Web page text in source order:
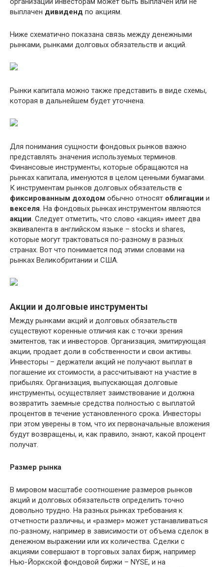
выплачен дивиденд по акциям.
Ниже схематично показана связь между денежными
рынками, рынками долговых обязательств и акций.
Рынки капитала можно также представить в виде схемы,
которая в дальнейшем будет уточнена.
Для понимания сущности фондовых рынков важно
представлять значения используемых терминов.
Финансовые инструменты, которые обращаются на
рынках капитала, именуются в целом ценными бумагами.
К инструментам рынков долговых обязательств с
фиксированным доходом обычно относят облигации и
векселя. На фондовых рынках инструментом являются
акции. Следует отметить, что слово «акция» имеет два
эквивалента в английском языке – stocks и shares,
которые могут трактоваться по-разному в разных
странах. Вот что понимается под этими словами на
рынках Великобритании и США.
Акции и долговые инструменты
Между рынками акций и долговых обязательств
существуют коренные отличия как с точки зрения
эмитентов, так и инвесторов. Организация, эмитирующая
акции, продает доли в собственности и свои активы.
Инвесторы – держатели акций не получают выплат в
погашение их стоимости, а рассчитывают на участие в
прибылях. Организация, выпускающая долговые
инструменты, осуществляет заимствование и должна
возвратить заемные средства полностью с выплатой
процентов в течение установленного срока. Инвесторы
при этом уверены в том, что их первоначальные вложения
будут возвращены, и, как правило, знают, какой процент
получат.
Размер рынка
В мировом масштабе соотношение размеров рынков
акций и долговых обязательств определить точно
довольно трудно. На разных рынках требования к
отчетности различны, и «размер» может устанавливаться
по-разному, например в зависимости от объема сделок в
денежном выражении или их количества. Сделки с
акциями совершают в торговых залах бирж, например
Нью-Йоркской фондовой биржи – NYSE, и на